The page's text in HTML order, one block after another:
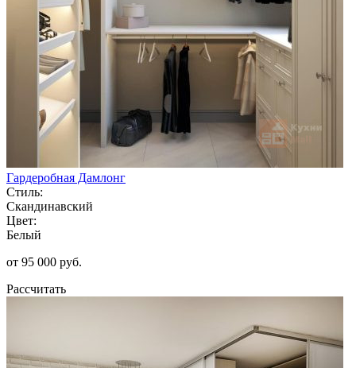
Гардеробная Дамлонг
Стиль:
Скандинавский
Цвет:
Белый
от 95 000 руб.
Рассчитать